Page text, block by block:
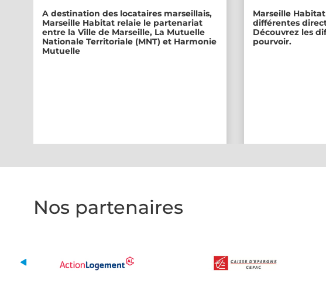
A destination des locataires marseillais,
Marseille Habitat relaie le partenariat
entre la Ville de Marseille, La Mutuelle
Nationale Territoriale (MNT) et Harmonie
Mutuelle
Marseille
différentes
Découvrez les
pourvoir.
Nos partenaires